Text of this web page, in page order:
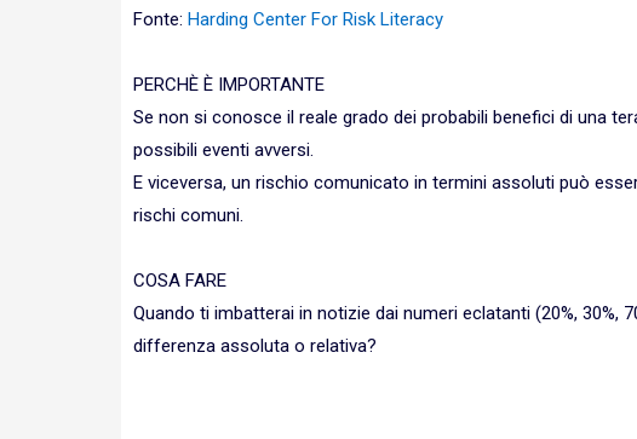
Fonte: Harding Center For Risk Literacy
PERCHÈ È IMPORTANTE
Se non si conosce il reale grado dei probabili benefici di una
possibili eventi avversi.
E viceversa, un rischio comunicato in termini assoluti può
rischi comuni.
COSA FARE
Quando ti imbatterai in notizie dai numeri eclatanti (20%, 30%,
differenza assoluta o relativa?